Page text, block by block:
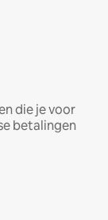
die je voor
betalingen